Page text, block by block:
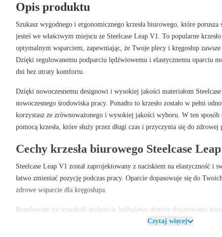
Opis produktu
Szukasz wygodnego i ergonomicznego krzesła biurowego, które
jesteś we właściwym miejscu ze Steelcase Leap V1. To popularne
optymalnym wsparciem, zapewniając, że Twoje plecy i kręgosłup
Dzięki regulowanemu podparciu lędźwiowemu i elastycznemu oparciu
dni bez utraty komfortu.
Dzięki nowoczesnemu designowi i wysokiej jakości materiałom
nowoczesnego środowiska pracy. Ponadto to krzesło zostało w pełni
korzystasz ze zrównoważonego i wysokiej jakości wyboru. W ten sposób
pomocą krzesła, które służy przez długi czas i przyczynia się do zdrowej
Cechy krzesła biurowego Steelcase
Steelcase Leap V1 został zaprojektowany z naciskiem na elastyczność i
łatwo zmieniać pozycję podczas pracy. Oparcie dopasowuje się do
zdrowe wsparcie dla kręgosłupa.
Regulowane na wysokość podparcie lędźwiowe ułatwia dopasowanie
regulowana wysokość i głębokość siedziska przyczyniają się do
Czytaj więcej